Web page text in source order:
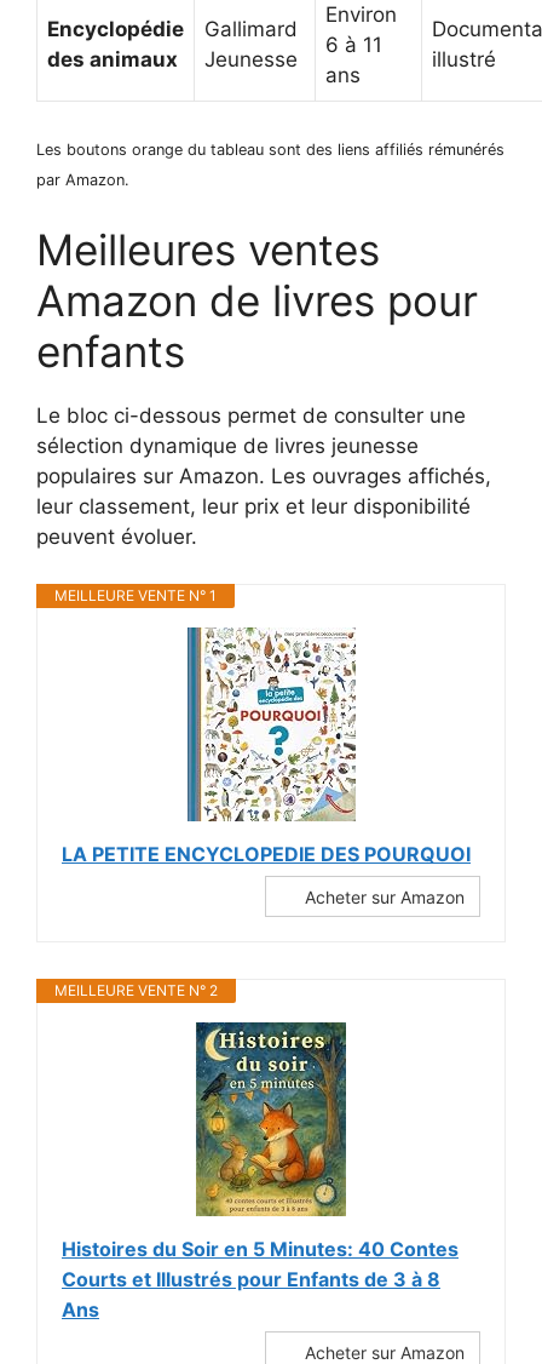
Encyclopédie
des animaux
Gallimard
Jeunesse
Environ
6 à 11
ans
illustré
Les boutons orange du tableau sont des liens affiliés rémunérés
par Amazon.
Meilleures ventes
Amazon de livres pour
enfants
Le bloc ci-dessous permet de consulter une
sélection dynamique de livres jeunesse
populaires sur Amazon. Les ouvrages affichés,
leur classement, leur prix et leur disponibilité
peuvent évoluer.
MEILLEURE VENTE N° 1
LA PETITE ENCYCLOPEDIE DES POURQUOI
Acheter sur Amazon
MEILLEURE VENTE N° 2
Histoires du Soir en 5 Minutes: 40 Contes
Courts et Illustrés pour Enfants de 3 à 8
Ans
Acheter sur Amazon